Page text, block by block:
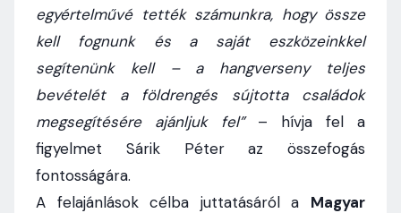
egyértelművé tették számunkra, hogy össze
kell fognunk és a saját eszközeinkkel
segítenünk kell – a hangverseny teljes
bevételét a földrengés sújtotta családok
megsegítésére ajánljuk fel”– hívja fel a
figyelmet Sárik Péter az összefogás
fontosságára.
A felajánlások célba juttatásáról a Magyar